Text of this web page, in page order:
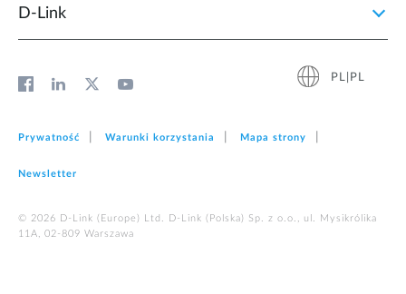
D‑Link
PL|PL
Prywatność Warunki korzystania Mapa strony
Newsletter
© 2026 D‑Link (Europe) Ltd. D-Link (Polska) Sp. z o.o., ul. Mysikrólika
11A, 02-809 Warszawa